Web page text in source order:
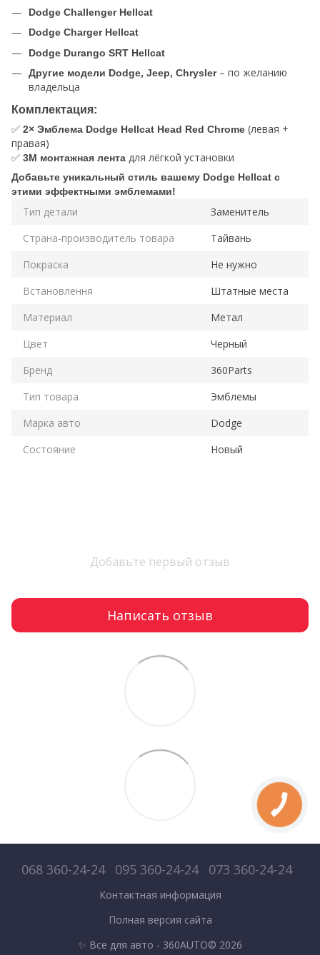
Dodge Challenger Hellcat
Dodge Charger Hellcat
Dodge Durango SRT Hellcat
Другие модели Dodge, Jeep, Chrysler– по желанию
владельца
Комплектация:
✅ 2× Эмблема Dodge Hellcat Head Red Chrome (левая +
правая)
✅ 3M монтажная лента для лёгкой установки
Добавьте уникальный стиль вашему Dodge Hellcat с
этими эффектными эмблемами!
Тип детали
Заменитель
Страна-производитель товара
Тайвань
Покраска
Не нужно
Встановлення
Штатные места
Материал
Метал
Цвет
Черный
Бренд
360Parts
Тип товара
Эмблемы
Марка авто
Dodge
Состояние
Новый
Добавьте первый отзыв
Написать отзыв
068 360-24-24 095 360-24-24 073 360-24-24
Контактная информация
Полная версия сайта
✨ Все для авто - 360AUTO© 2026